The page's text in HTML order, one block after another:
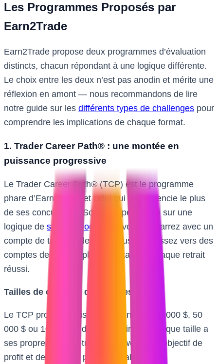
Les Programmes Proposés par
Earn2Trade
Earn2Trade propose deux programmes d’évaluation
distincts, chacun répondant à une logique différente.
Le choix entre les deux n’est pas anodin et mérite une
réflexion en amont — nous recommandons de lire
notre guide sur les différents types de challenges pour
comprendre les implications de chaque format.
1. Trader Career Path® : une montée en
puissance progressive
Le Trader Career Path® (TCP) est le programme
phare d’Earn2Trade et celui qui la différencie le plus
de ses concurrents. Son principe repose sur une
logique de scaling progressif
: vous démarrez avec un
compte de taille modeste et vous progressez vers des
comptes de plus en plus importants à chaque retrait
réussi.
Tailles de comptes disponibles :
Le TCP propose trois points d’entrée : 25 000 $, 50
000 $ ou 100 000 $ de capital virtuel. Chaque taille a
ses propres paramètres de drawdown, d’objectif de
profit et de limite de perte journalière.